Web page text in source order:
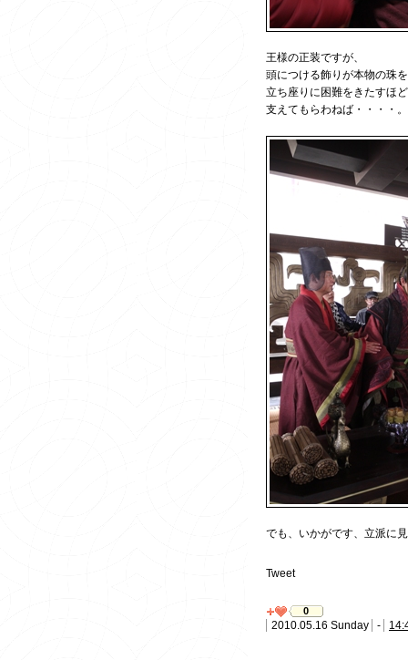
王様の正装ですが、
頭につける飾りが本物の珠
立ち座りに困難をきたすほ
支えてもらわねば・・・・。
でも、いかがです、立派に
Tweet
0
2010.05.16 Sunday -